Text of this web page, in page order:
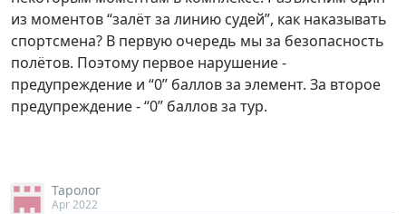
из моментов “залёт за линию судей”, как наказывать
спортсмена? В первую очередь мы за безопасность
полётов. Поэтому первое нарушение -
предупреждение и “0” баллов за элемент. За второе
предупреждение - “0” баллов за тур.
Таролог
Apr 2022